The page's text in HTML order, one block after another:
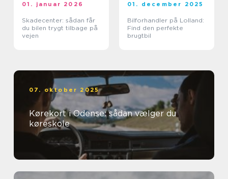
01. januar 2026
Skadecenter: sådan får
du bilen trygt tilbage på
vejen
01. december 2025
Bilforhandler på Lolland:
Find den perfekte
brugtbil
07. oktober 2025
Kørekort i Odense: sådan vælger du
køreskole